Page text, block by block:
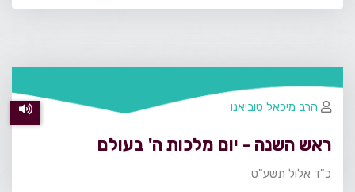
ראש השנה - יום מלכות ה' בעולם
כ"ד אלול תשע"ט
הרב מיכאל טוביאנו